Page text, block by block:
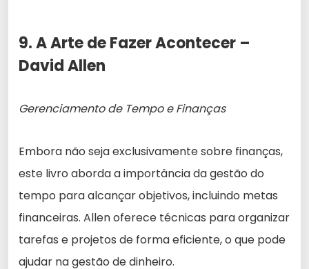
9. A Arte de Fazer Acontecer –
David Allen
Gerenciamento de Tempo e Finanças
Embora não seja exclusivamente sobre finanças,
este livro aborda a importância da gestão do
tempo para alcançar objetivos, incluindo metas
financeiras. Allen oferece técnicas para organizar
tarefas e projetos de forma eficiente, o que pode
ajudar na gestão de dinheiro.